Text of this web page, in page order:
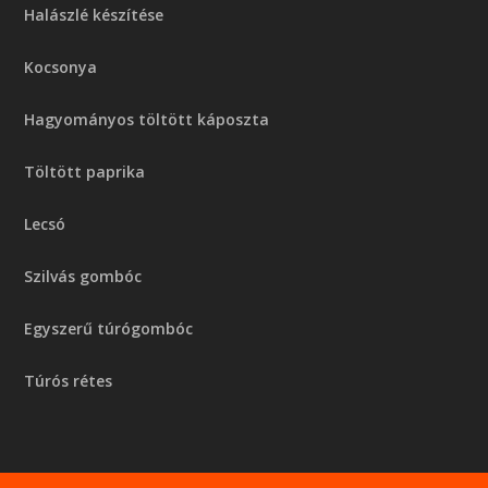
Halászlé készítése
Kocsonya
Hagyományos töltött káposzta
Töltött paprika
Lecsó
Szilvás gombóc
Egyszerű túrógombóc
Túrós rétes